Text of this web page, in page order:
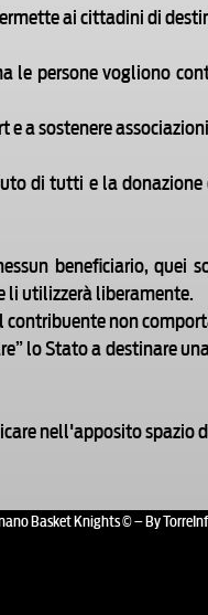
ai cittadini di
le persone vogliono
a sostenere
di tutti e la
beneficiario,
li utilizzerà liberamente.
non
lo Stato a destinare
nell'apposito spazio
Basket Knights © – By